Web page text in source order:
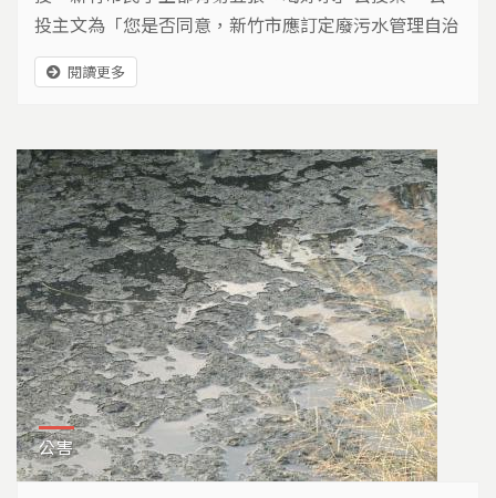
投主文為「您是否同意，新竹市應訂定廢污水管理自治
條例，明定工業廢水，醫療廢水及其他事業廢水和污
水，應以專管回收，不可排入飲用水取水口或灌溉水取
閱讀更多
公害